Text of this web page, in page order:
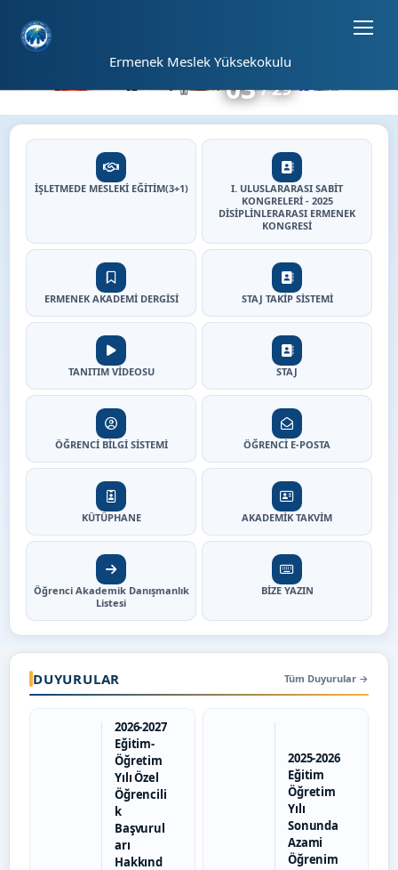
Ermenek Meslek Yüksekokulu
Ermenek Meslek
Elektrik Deney Laboratuarı
Bilgisayar Laboratuarı
Ermenek Meslek Yüksekokulu
⏸ 03 29
Hızlı Erişim
İŞLETMEDE MESLEKİ EĞİTİM(3+1)
I. ULUSLARARASI SABİT
KONGRELERİ - 2025
DİSİPLİNLERARASI ERMENEK
KONGRESİ
ERMENEK AKADEMİ DERGİSİ STAJ TAKİP SİSTEMİ
TANITIM VİDEOSU STAJ
ÖĞRENCİ BİLGİ SİSTEMİ ÖĞRENCİ E-POSTA
KÜTÜPHANE AKADEMİK TAKVİM
Öğrenci Akademik Danışmanlık
Listesi
BİZE YAZIN
DUYURULAR Tüm Duyurular →
2026-2027
Eğitim-
Öğretim
Yılı Özel
Öğrencili
k
Başvurul
arı
Hakkınd
2025-2026
Eğitim
Öğretim
Yılı
Sonunda
Azami
Öğrenim